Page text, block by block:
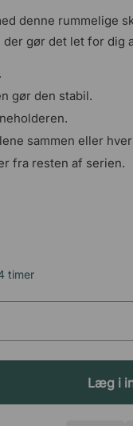
denne rummelige
gør det let for dig
gør den stabil.
sammen eller
fra resten af ​​serien.
timer
Læg i